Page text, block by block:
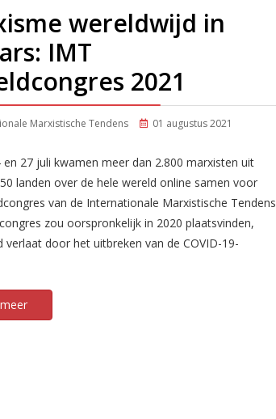
wereldwijd in
IMT
2021
Marxistische Tendens 01 augustus 2021
en 27 juli kwamen meer dan 2.800 marxisten uit
landen over de hele wereld online samen voor
van de Internationale Marxistische Tendens
zou oorspronkelijk in 2020 plaatsvinden,
verlaat door het uitbreken van de COVID-19-